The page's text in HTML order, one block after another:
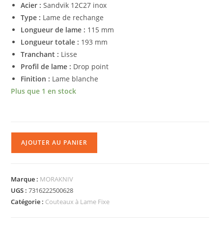
Acier : Sandvik 12C27 inox
Type : Lame de rechange
Longueur de lame : 115 mm
Longueur totale : 193 mm
Tranchant : Lisse
Profil de lame : Drop point
Finition : Lame blanche
Plus que 1 en stock
AJOUTER AU PANIER
Marque : MORAKNIV
UGS :7316222500628
Catégorie : Couteaux à Lame Fixe